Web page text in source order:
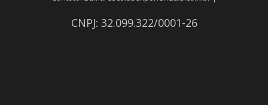
CNPJ: 32.099.322/0001-26